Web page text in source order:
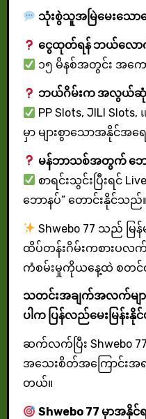
သုံးစွဲသူအမြဲမေးသောမေ
ငွေထုတ်ရန် ဘယ်လော
၁၅ မိနစ်အတွင်း အကေ
ဘယ်ဂိမ်းက အလွယ်ဆုံ
PP Slots, JILI Slots,
မှာ များစွာသောအနိုင်အ
မန်ဘာသစ်အတွက် ဘေ
စာရင်းသွင်းပြီးရင်
ဘောနပ်” တောင်းနိုင်သည်။
Shwebo 77 သည် မ
ထိပ်တန်းဂိမ်းကစားပလ
ကံစမ်းမှုကိုယနေ့ထဲ စတင်
သတင်းအချက်အလက်မျ
ပါက ပြန်လည်မေးမြန်းနို
ဆက်လက်ပြီး Shwebo
အသေးစိတ်အကြောင်းအရ
တယ်။
Shwebo 77 မှာအနိုင်